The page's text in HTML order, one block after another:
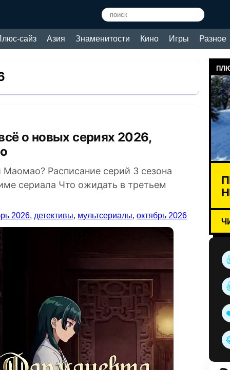
сайз Азия Знаменитости Кино Игры Разное
Расписание серий 3 сезона
сериала Что ожидать в третьем
2026, детективы, мультсериалы,октябрь 2026